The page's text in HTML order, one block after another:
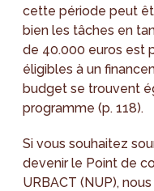
cette période peut
bien les tâches en
de 40.000 euros est
éligibles à un
budget se trouvent
programme (p. 118).
Si vous souhaitez
devenir le Point de
URBACT (NUP),